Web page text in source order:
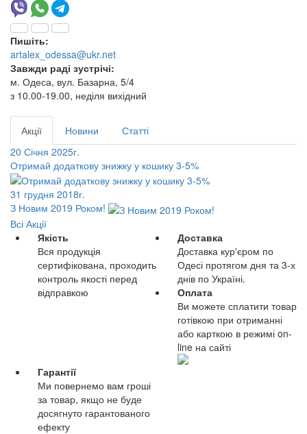
Пишіть:
artalex_odessa@ukr.net
Завжди раді зустрічі:
м. Одеса, вул. Базарна, 5/4
з 10.00-19.00, неділя вихідний
Акції Новини
Статті
20 Січня 2025г.
Отримай додаткову знижку у кошику 3-5%
31 грудня 2018г.
З Новим 2019 Роком!
Всі Акції
Якість
Вся продукція
сертифікована, проходить
контроль якості перед
відправкою
Доставка
Доставка кур'єром по
Одесі протягом дня та 3-х
днів по Україні.
Оплата
Ви можете сплатити товар
готівкою при отриманні
або карткою в режимі on-
line на сайті
Гарантії
Ми повернемо вам гроші
за товар, якщо не буде
досягнуто гарантованого
ефекту